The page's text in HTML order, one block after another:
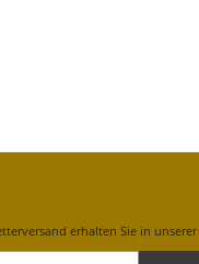
erhalten Sie in unserer